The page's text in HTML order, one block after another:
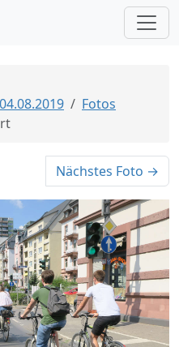
Fotos
Nächstes Foto →